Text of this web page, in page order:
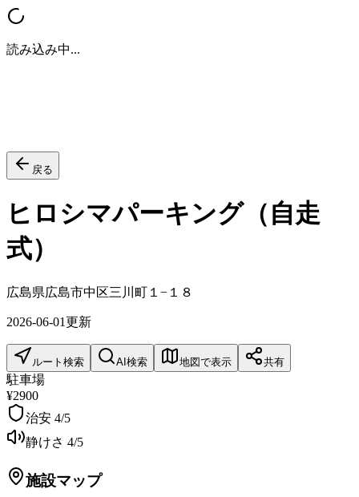
読み込み中...
戻る
ヒロシマパーキング（自走
式）
広島県広島市中区三川町１−１８
2026-06-01更新
ルート検索 AI検索 地図で表示 共有
駐車場
¥2900
治安 4/5
静けさ 4/5
施設マップ